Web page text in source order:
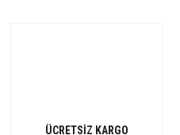
ÜCRETSİZ KARGO